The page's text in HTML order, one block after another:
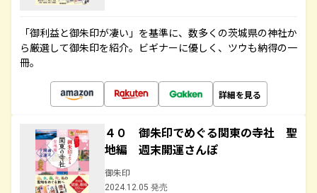
「御利益と御朱印が凄い」を基準に、数多くの茨城県の神社か
ら厳選して御朱印を紹介。ビギナーに優しく、ツウも納得の一
冊。
詳細を見る
４０ 御朱印でめぐる関東の寺社 聖
地編 週末開運さんぽ
御朱印
2024.12.05 発売